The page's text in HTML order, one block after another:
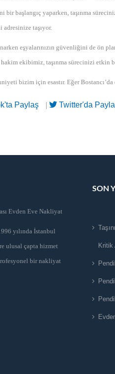
bir başlangıç yaparken, taşınma
adresinize taşıyor.
eşyalarınızın güvenliğini de ön
hakim ekibimiz, taşınma sürecinizi etkin
bizim için esastır. Eğer
Paylaş | Twitter'da
Evden Eve Nakliyat
yılında İstanbul
ulusal çapta hizmet
bir nakliyat
SON
Kritik